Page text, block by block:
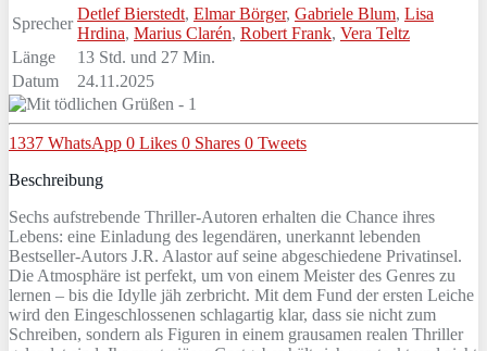
Sprecher
Detlef Bierstedt, Elmar Börger, Gabriele Blum, Lisa
Hrdina, Marius Clarén, Robert Frank, Vera Teltz
Länge
13 Std. und 27 Min.
Datum
24.11.2025
1337 WhatsApp 0 Likes 0 Shares 0 Tweets
Beschreibung
Sechs aufstrebende Thriller-Autoren erhalten die Chance ihres
Lebens: eine Einladung des legendären, unerkannt lebenden
Bestseller-Autors J.R. Alastor auf seine abgeschiedene Privatinsel.
Die Atmosphäre ist perfekt, um von einem Meister des Genres zu
lernen – bis die Idylle jäh zerbricht. Mit dem Fund der ersten Leiche
wird den Eingeschlossenen schlagartig klar, dass sie nicht zum
Schreiben, sondern als Figuren in einem grausamen realen Thriller